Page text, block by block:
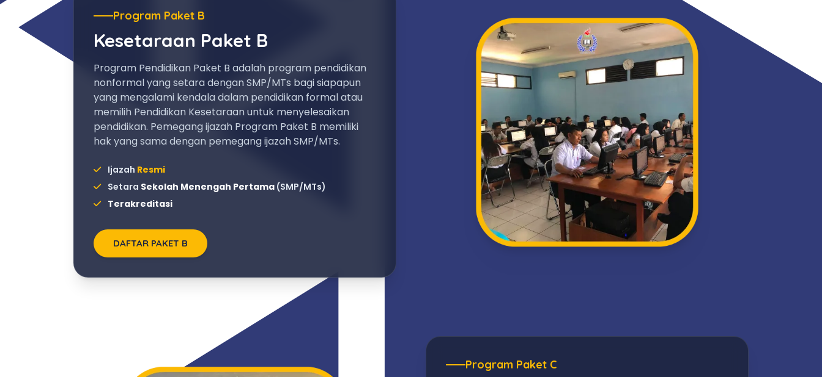
Program Paket B
Kesetaraan Paket B
Program Pendidikan Paket B adalah program pendidikan
nonformal yang setara dengan SMP/MTs bagi siapapun
yang mengalami kendala dalam pendidikan formal atau
memilih Pendidikan Kesetaraan untuk menyelesaikan
pendidikan. Pemegang ijazah Program Paket B memiliki
hak yang sama dengan pemegang ijazah SMP/MTs.
Ijazah Resmi
Setara Sekolah Menengah Pertama (SMP/MTs)
Terakreditasi
DAFTAR PAKET B
Program Paket C